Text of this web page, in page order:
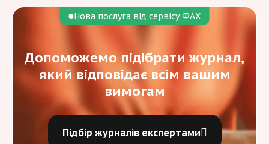
Нова послуга від сервісу ФАХ
Допоможемо підібрати журнал,
який відповідає всім вашим
вимогам
Підбір журналів експертами